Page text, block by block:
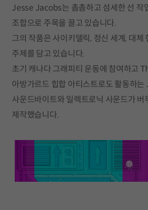
Jesse Jacobs는 촘촘하고 섬세한 선 작
조합으로 주목을 끌고 있습니다.
그의 작품은 사이키델릭, 정신 세계, 대체
주제를 담고 있습니다.
초기 캐나다 그래피티 운동에 참여하고
아방가르드 힙합 아티스트로도 활동하
사운드바이트와 일렉트로닉 사운드가
제작했습니다.